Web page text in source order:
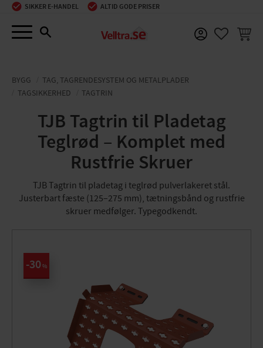
Menu
SIKKER E-HANDEL ALTID GODE PRISER
BYGG
TAG, TAGRENDESYSTEM OG METALPLADER
TAGSIKKERHED
TAGTRIN
TJB Tagtrin til Pladetag
Teglrød – Komplet med
Rustfrie Skruer
TJB Tagtrin til pladetag i teglrød pulverlakeret stål.
Justerbart fæste (125–275 mm), tætningsbånd og rustfrie
skruer medfølger. Typegodkendt.
30 %